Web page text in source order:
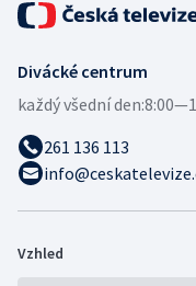
Divácké centrum
každý všední den:
261 136 113
Vzhled